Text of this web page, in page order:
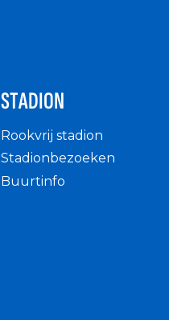
STADION
Rookvrij stadion
Stadionbezoeken
Buurtinfo